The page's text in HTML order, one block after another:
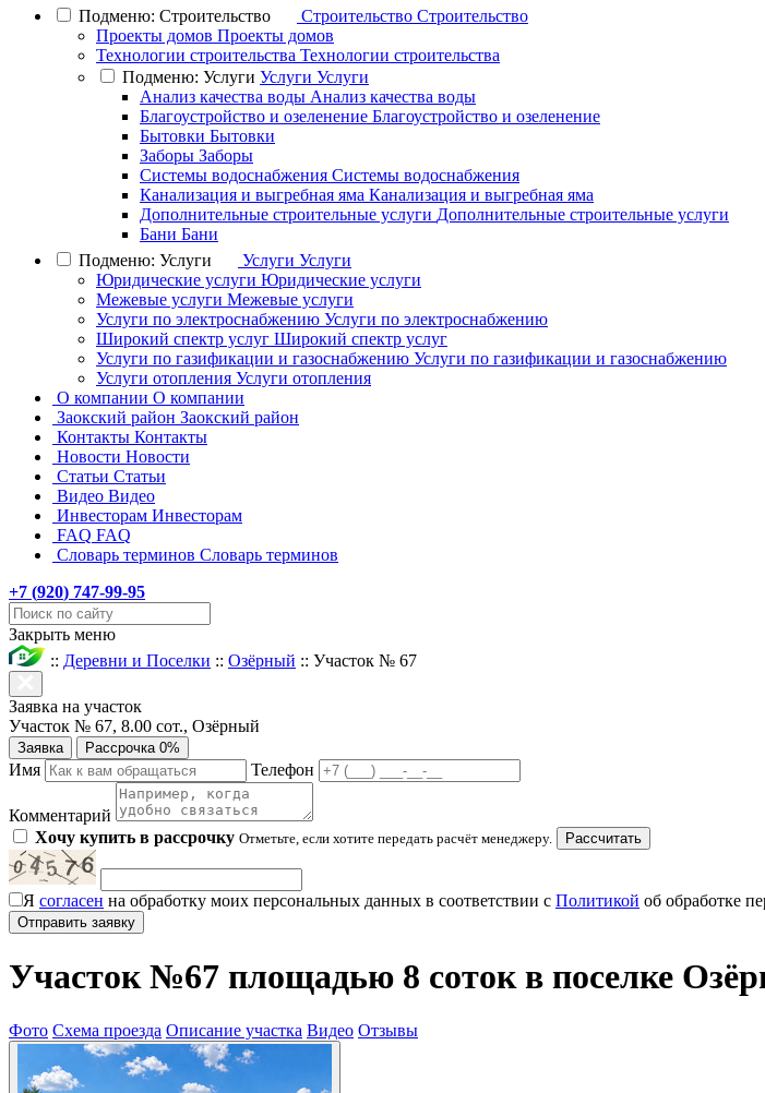
Подменю: Строительство
Строительство Строительство
Проекты домов Проекты домов
Технологии строительства Технологии строительства
Подменю: Услуги Услуги Услуги
Анализ качества воды Анализ качества воды
Благоустройство и озеленение Благоустройство и озеленение
Бытовки Бытовки
Заборы Заборы
Системы водоснабжения Системы водоснабжения
Канализация и выгребная яма Канализация и выгребная яма
Дополнительные строительные услуги Дополнительные строительные услуги
Бани Бани
Подменю: Услуги
Услуги Услуги
Юридические услуги Юридические услуги
Межевые услуги Межевые услуги
Услуги по электроснабжению Услуги по электроснабжению
Широкий спектр услуг Широкий спектр услуг
Услуги по газификации и газоснабжению Услуги по газификации и газоснабжению
Услуги отопления Услуги отопления
О компании О компании
Заокский район Заокский район
Контакты Контакты
Новости Новости
Статьи Статьи
Видео Видео
Инвесторам Инвесторам
FAQ FAQ
Словарь терминов Словарь терминов
+7 (920) 747-99-95
Закрыть меню
:: Деревни и Поселки :: Озёрный :: Участок № 67
Заявка на участок
Участок № 67, 8.00 сот., Озёрный
Заявка Рассрочка 0%
Имя Телефон
Комментарий
Хочу купить в рассрочку Отметьте, если хотите передать расчёт менеджеру. Рассчитать
Я согласен на обработку моих персональных данных в соответствии с Политикой об обработке
Участок №67 площадью 8 соток в поселке
Фото Схема проезда Описание участка Видео Отзывы